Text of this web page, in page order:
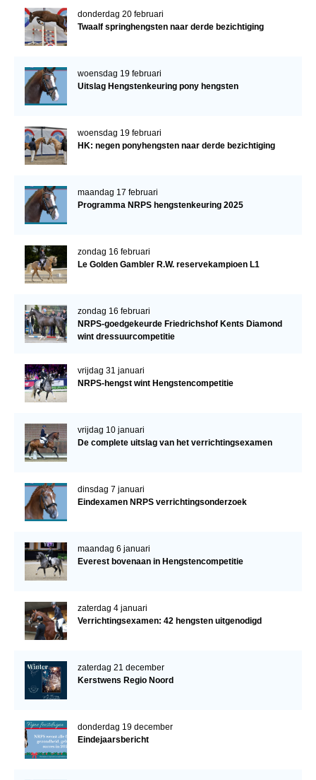
donderdag 20 februari
Twaalf springhengsten naar derde bezichtiging
woensdag 19 februari
Uitslag Hengstenkeuring pony hengsten
woensdag 19 februari
HK: negen ponyhengsten naar derde bezichtiging
maandag 17 februari
Programma NRPS hengstenkeuring 2025
zondag 16 februari
Le Golden Gambler R.W. reservekampioen L1
zondag 16 februari
NRPS-goedgekeurde Friedrichshof Kents Diamond
wint dressuurcompetitie
vrijdag 31 januari
NRPS-hengst wint Hengstencompetitie
vrijdag 10 januari
De complete uitslag van het verrichtingsexamen
dinsdag 7 januari
Eindexamen NRPS verrichtingsonderzoek
maandag 6 januari
Everest bovenaan in Hengstencompetitie
zaterdag 4 januari
Verrichtingsexamen: 42 hengsten uitgenodigd
zaterdag 21 december
Kerstwens Regio Noord
donderdag 19 december
Eindejaarsbericht